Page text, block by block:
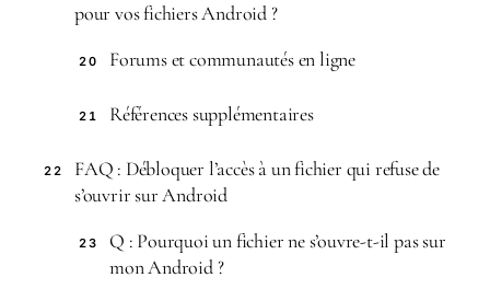
pour vos fichiers Android ?
20 Forums et communautés en ligne
21 Références supplémentaires
22
FAQ : Débloquer l’accès à un fichier qui refuse de
s’ouvrir sur Android
23
Q : Pourquoi un fichier ne s’ouvre-t-il pas sur
mon Android ?